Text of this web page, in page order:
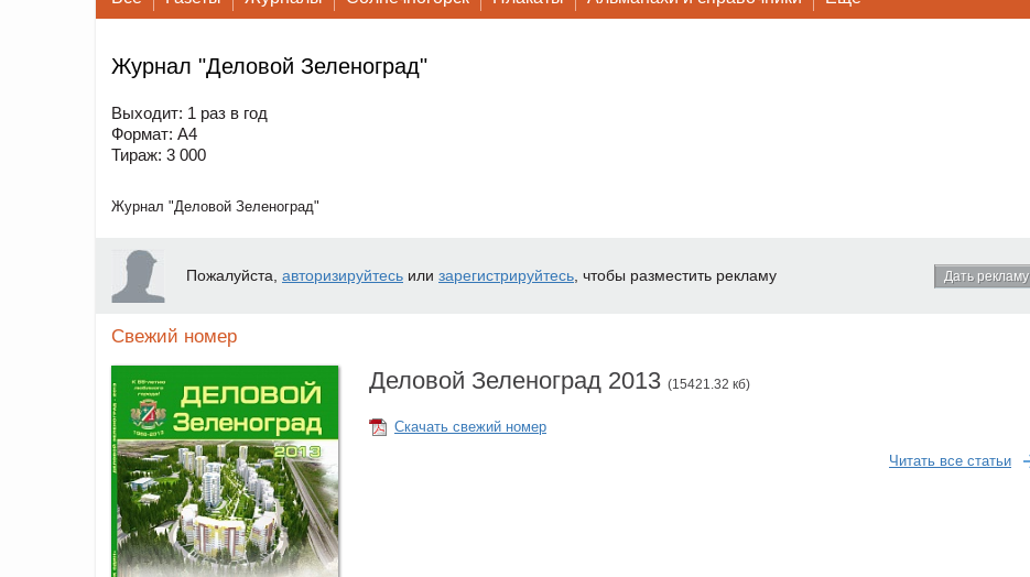
Журнал "Деловой Зеленоград"
Выходит: 1 раз в год
Формат: А4
Тираж: 3 000
Журнал "Деловой Зеленоград"
Дать рекламу
Пожалуйста, авторизируйтесь или зарегистрируйтесь , чтобы разместить рекламу
Свежий номер
Деловой Зеленоград 2013 (15421.32 кб)
Скачать свежий номер
Читать все статьи